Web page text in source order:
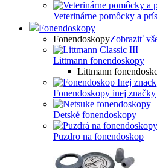
Veterinárne pomôcky a
Fonendoskopy
FonendoskopyZobraziť
Littmann fonendoskopy
Littmann
Fonendoskopy inej značky
Detské fonendoskopy
Puzdro na fonendoskop